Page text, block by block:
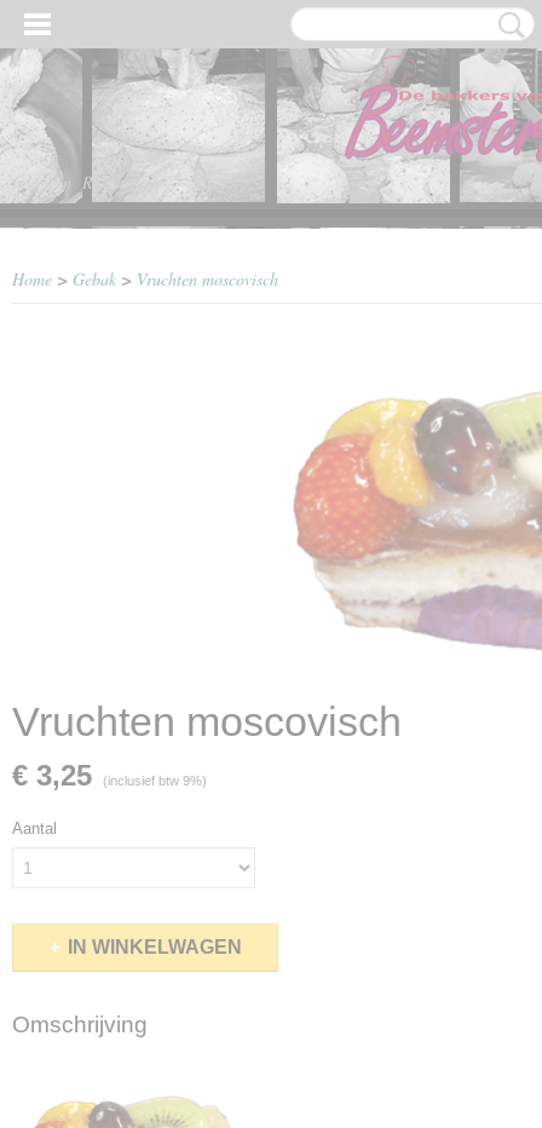
Inloggen Registreren
Home > Gebak > Vruchten moscovisch
Vruchten moscovisch
€ 3,25 (inclusief btw 9%)
Aantal
IN WINKELWAGEN
Omschrijving